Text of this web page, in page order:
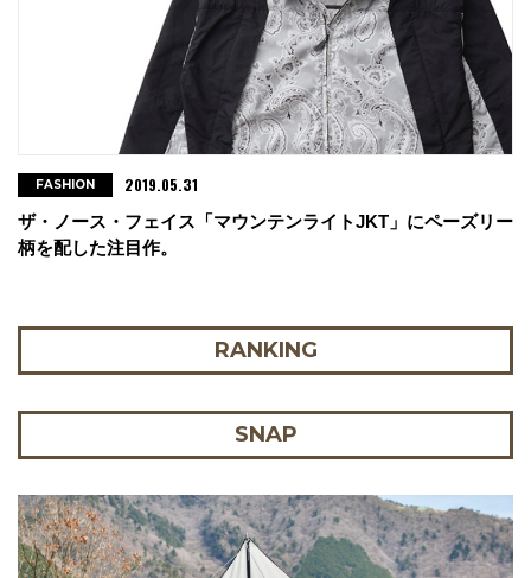
ザ・ノース・フェイス「マウンテンライトJKT」にペーズリー
柄を配した注目作。
FASHION 2019.05.31
RANKING
SNAP